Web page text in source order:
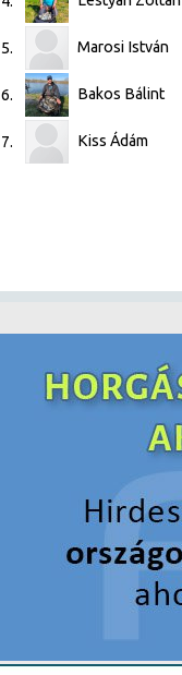
5. Marosi István
6. Bakos Bálint
7. Kiss Ádám